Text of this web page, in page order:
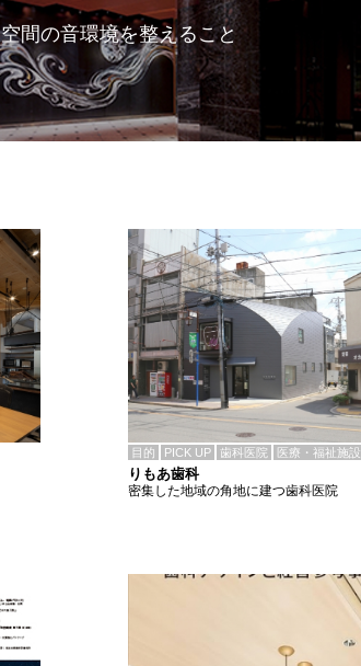
空間の音環境を整えること
目的 PICK UP 歯科医院 医療・福祉施設
りもあ歯科
密集した地域の角地に建つ歯科医院